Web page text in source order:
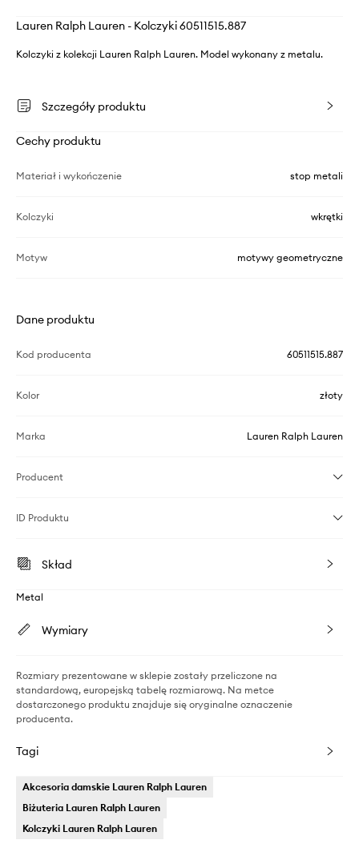
Lauren Ralph Lauren - Kolczyki 60511515.887
Kolczyki z kolekcji Lauren Ralph Lauren. Model wykonany z metalu.
Szczegóły produktu
Cechy produktu
Materiał i wykończenie stop metali
Kolczyki wkrętki
Motyw motywy geometryczne
Dane produktu
Kod producenta 60511515.887
Kolor złoty
Marka Lauren Ralph Lauren
Producent
ID Produktu
Skład
Metal
Wymiary
Rozmiary prezentowane w sklepie zostały przeliczone na
standardową, europejską tabelę rozmiarową. Na metce
dostarczonego produktu znajduje się oryginalne oznaczenie
producenta.
Tagi
Akcesoria damskie Lauren Ralph Lauren
Biżuteria Lauren Ralph Lauren
Kolczyki Lauren Ralph Lauren